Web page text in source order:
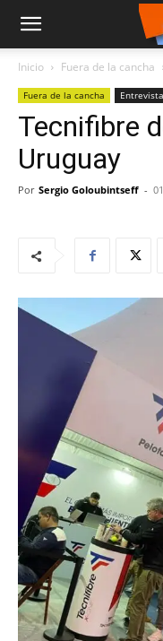
Inicio Fuera de la cancha
Fuera de la cancha
Tecnifibre
Uruguay
Por Sergio Goloubintseff -